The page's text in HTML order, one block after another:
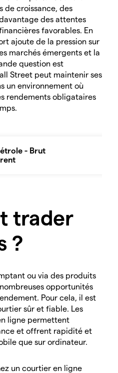
de croissance, des
des attentes
favorables. En
ajoute de la pression sur
marchés émergents et la
question est
Street peut maintenir ses
un environnement où
rendements obligataires
trader
?
ou via des produits
opportunités
Pour cela, il est
sûr et fiable. Les
ligne permettent
et offrent rapidité et
que sur ordinateur.
un courtier en ligne